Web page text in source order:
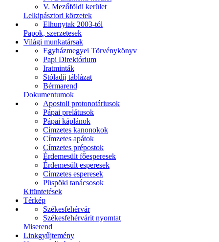
V. Mezőföldi kerület
Lelkipásztori körzetek
Elhunytak 2003-tól
Papok, szerzetesek
Világi munkatársak
Egyházmegyei Törvénykönyv
Papi Direktórium
Iratminták
Stóladíj táblázat
Bérmarend
Dokumentumok
Apostoli protonotáriusok
Pápai prelátusok
Pápai káplánok
Címzetes kanonokok
Címzetes apátok
Címzetes prépostok
Érdemesült főesperesek
Érdemesült esperesek
Címzetes esperesek
Püspöki tanácsosok
Kitüntetések
Térkép
Székesfehérvár
Székesfehérvárit nyomtat
Miserend
Linkgyűjtemény